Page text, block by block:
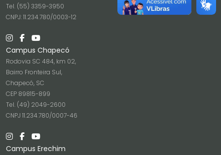
Tel. (55) 3359-3950
CNPJ: 11.234.780/0003-12
Campus Chapecó
Rodovia SC 484, km 02,
Bairro Fronteira Sul,
Chapecó, SC
CEP 89815-899
Tel. (49) 2049-2600
CNPJ 11.234.780/0007-46
Campus Erechim